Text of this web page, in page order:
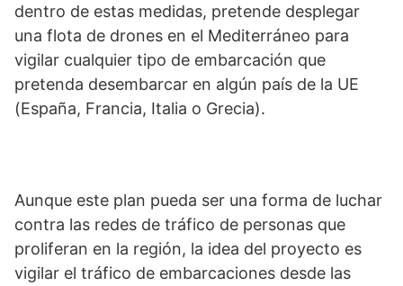
dentro de estas medidas, pretende desplegar
una flota de drones en el Mediterráneo para
vigilar cualquier tipo de embarcación que
pretenda desembarcar en algún país de la UE
(España, Francia, Italia o Grecia).
Aunque este plan pueda ser una forma de luchar
contra las redes de tráfico de personas que
proliferan en la región, la idea del proyecto es
vigilar el tráfico de embarcaciones desde las